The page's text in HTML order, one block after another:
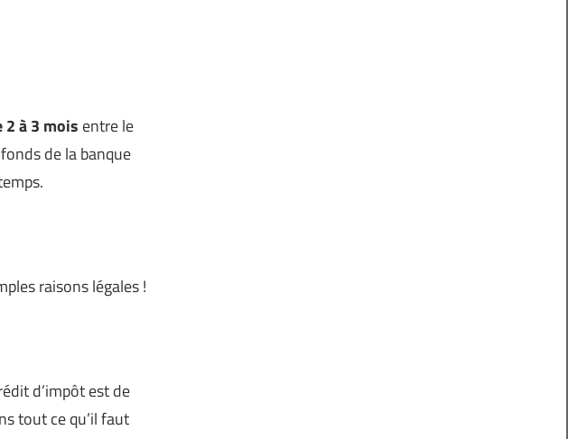
à 3 mois entre le
de la banque
raisons légales !
d’impôt est de
tout ce qu’il faut